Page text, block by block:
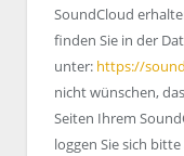
SoundCloud
finden Sie in der
unter: https://
nicht wünschen,
Seiten Ihrem
loggen Sie sich